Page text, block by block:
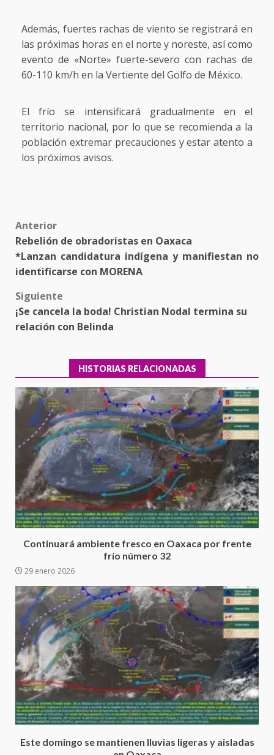
Además, fuertes rachas de viento se registrará en
las próximas horas en el norte y noreste, así como
evento de «Norte» fuerte-severo con rachas de
60-110 km/h en la Vertiente del Golfo de México.
El frío se intensificará gradualmente en el
territorio nacional, por lo que se recomienda a la
población extremar precauciones y estar atento a
los próximos avisos.
Post
navigation
Anterior
Rebelión de obradoristas en Oaxaca
*Lanzan candidatura indígena y manifiestan no
identificarse con MORENA
Siguiente
¡Se cancela la boda! Christian Nodal termina su
relación con Belinda
HISTORIAS RELACIONADAS
Continuará ambiente fresco en Oaxaca por frente
frío número 32
29 enero 2026
Este domingo se mantienen lluvias ligeras y aisladas
Ciudad Salud: justicia social para
5 agosto 2026
4
Encuentro de Ariadna Montiel
con el Gobernador Salomón Jara
Cruz reafirma la consolidación
de la transformación en
territorio oaxaqueño
30 julio 2026
5
Secretaría de Gobierno refuerza
presencia institucional en San
Juan Mazatlán
20 julio 2026
Sanciona Municipio de Oaxaca